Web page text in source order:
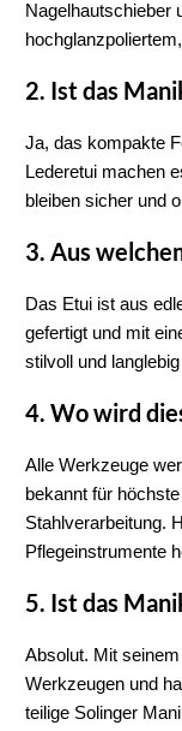
Nagelhautschieber
2. Ist das
Ja, das kompakte
Lederetui machen
bleiben sicher und
3. Aus
Das Etui ist aus
gefertigt und mit
stilvoll und
4. Wo wird
Alle Werkzeuge
bekannt für
Stahlverarbeitung.
Pflegeinstrumente
5. Ist das
Absolut. Mit
Werkzeugen und
teilige Solinger